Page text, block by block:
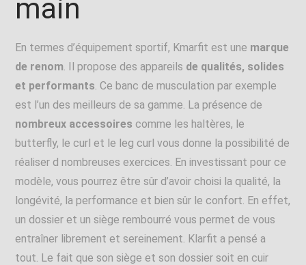
main
En termes d’équipement sportif, Kmarfit est une marque
de renom. Il propose des appareils de qualités, solides
et performants. Ce banc de musculation par exemple
est l’un des meilleurs de sa gamme. La présence de
nombreux accessoires comme les haltères, le
butterfly, le curl et le leg curl vous donne la possibilité de
réaliser d nombreuses exercices. En investissant pour ce
modèle, vous pourrez être sûr d’avoir choisi la qualité, la
longévité, la performance et bien sûr le confort. En effet,
un dossier et un siège rembourré vous permet de vous
entraîner librement et sereinement. Klarfit a pensé a
tout. Le fait que son siège et son dossier soit en cuir